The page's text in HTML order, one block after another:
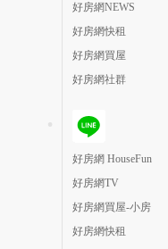
好房網NEWS
好房網快租
好房網買屋
好房網社群
好房網 HouseFun
好房網TV
好房網買屋-小房
好房網快租